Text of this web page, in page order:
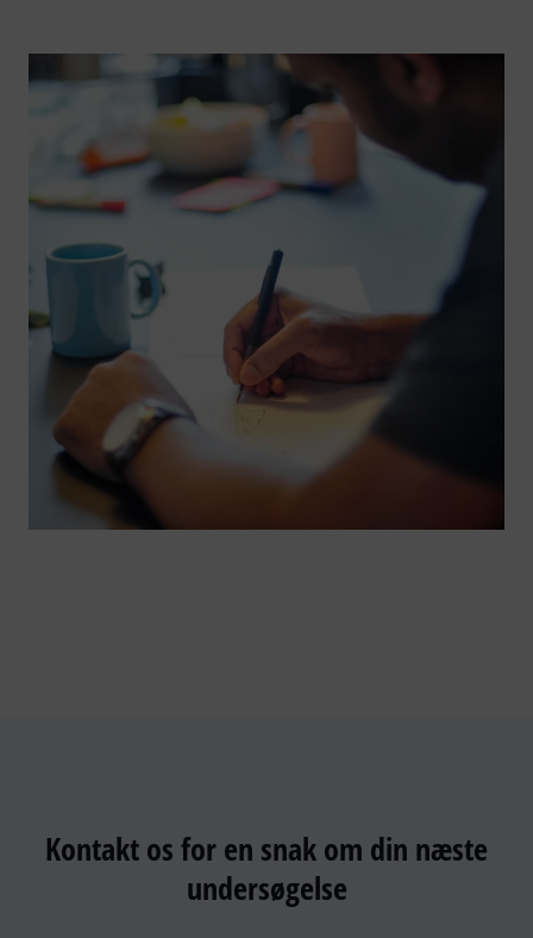
Kontakt os for en snak om din næste
undersøgelse